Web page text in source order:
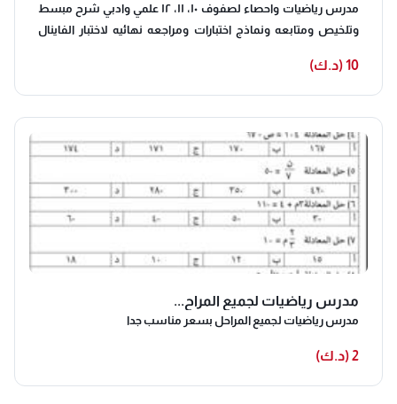
مدرس رياضيات واحصاء لصفوف ١٠، ١١، ١٢ علمي وادبي شرح مبسط
وتلخيص ومتابعه ونماذج اختبارات ومراجعه نهائيه لاختبار الفاينال
10 (د.ك)
مدرس رياضيات لجميع المراح...
مدرس رياضيات لجميع المراحل بسعر مناسب جدا
2 (د.ك)